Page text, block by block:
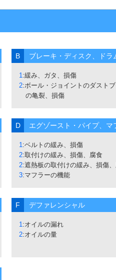
B ブレーキ・ディスク、ドラ
1:緩み、ガタ、損傷
2:ボール・ジョイントのダスト
の亀裂、損傷
D エグゾースト・パイプ、マ
1:ベルトの緩み、損傷
2:取付けの緩み、損傷、腐食
2:遮熱板の取付けの緩み、損傷
3:マフラーの機能
F デファレンシャル
1:オイルの漏れ
2:オイルの量